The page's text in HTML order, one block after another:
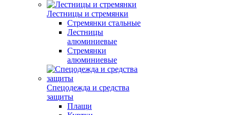
Лестницы и стремянки
Стремянки стальные
Лестницы
алюминиевые
Стремянки
алюминиевые
Спецодежда и средства
защиты
Плащи